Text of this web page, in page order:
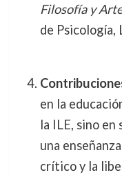
Filosofía y
de Psicología,
en la
la ILE, sino
una
crítico y la